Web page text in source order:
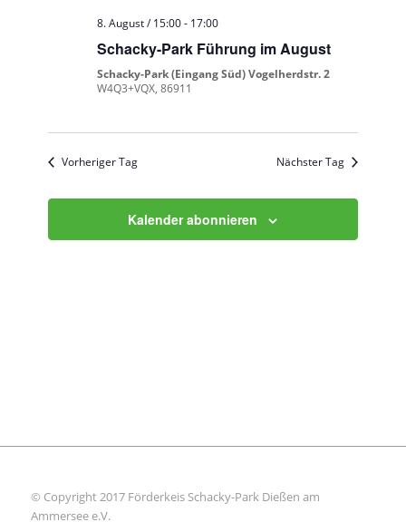
8. August / 15:00- 17:00
Schacky-Park Führung im August
Schacky-Park (Eingang Süd) Vogelherdstr. 2
W4Q3+VQX, 86911
Vorheriger Tag Nächster Tag
Kalender abonnieren
© Copyright 2017 Förderkeis Schacky-Park Dießen am
Ammersee e.V.